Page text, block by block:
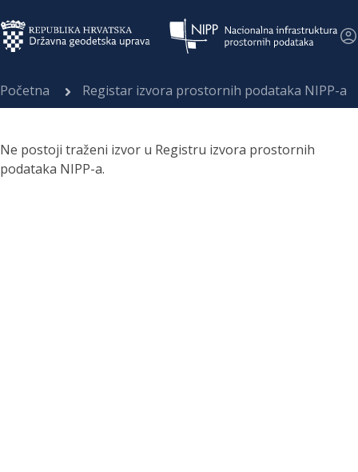
Početna Registar izvora prostornih podataka NIPP-a
Ne postoji traženi izvor u Registru izvora prostornih
podataka NIPP-a.